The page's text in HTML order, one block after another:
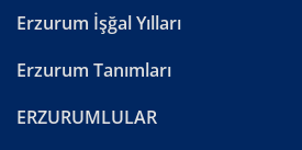
Erzurum İşğal Yılları
Erzurum Tanımları
ERZURUMLULAR